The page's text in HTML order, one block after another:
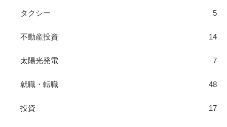
タクシー 5
不動産投資 14
太陽光発電 7
就職・転職 48
投資 17